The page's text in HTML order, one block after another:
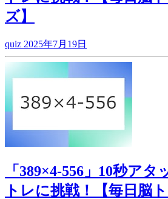
ズ】
quiz 2025年7月19日
「389×4-556」10秒ア
トレに挑戦！【毎日脳